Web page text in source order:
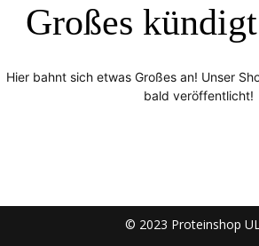
Großes
Hier bahnt sich etwas Großes an! Unser
bald veröffentlicht!
© 2023 Proteinshop